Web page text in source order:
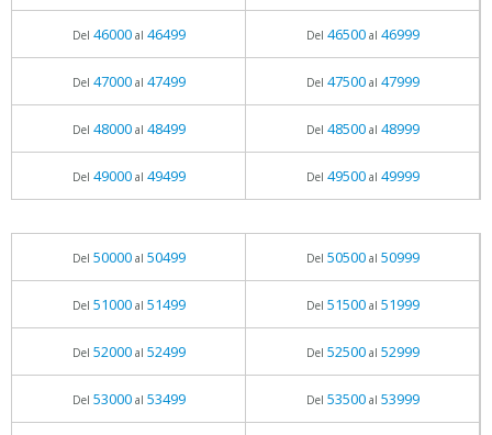
Del 46000al 46499 Del 46500al 46999
Del 47000al 47499 Del 47500al 47999
Del 48000al 48499 Del 48500al 48999
Del 49000al 49499 Del 49500al 49999
Del 50000al 50499 Del 50500al 50999
Del 51000al 51499 Del 51500al 51999
Del 52000al 52499 Del 52500al 52999
Del 53000al 53499 Del 53500al 53999